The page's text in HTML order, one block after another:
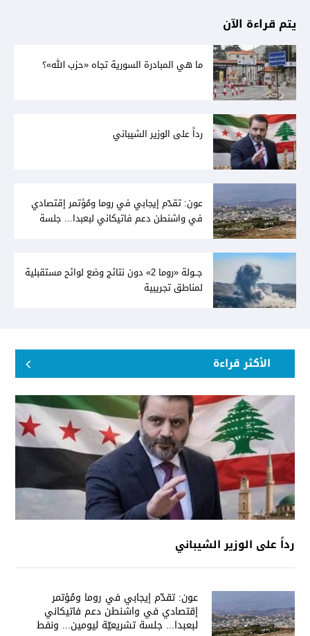
يتم قراءة الآن
ما هي المبادرة السورية تجاه «حزب الله»؟
رداً على الوزير الشيباني
عون: تقدّم إيجابي في روما ومُؤتمر إقتصادي
في واشنطن دعم فاتيكاني لبعبدا... جلسة
جــولة «روما 2» دون نتائج وضع لوائح مستقبلية
لمناطق تجريبية
الأكثر قراءة
رداً على الوزير الشيباني
عون: تقدّم إيجابي في روما ومُؤتمر
إقتصادي في واشنطن دعم فاتيكاني
لبعبدا... جلسة تشريعيّة ليومين... ونفط